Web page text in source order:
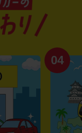
04